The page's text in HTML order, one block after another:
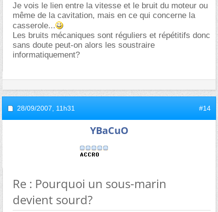
Je vois le lien entre la vitesse et le bruit du moteur ou
même de la cavitation, mais en ce qui concerne la
casserole...
Les bruits mécaniques sont réguliers et répétitifs donc
sans doute peut-on alors les soustraire
informatiquement?
28/09/2007, 11h31 #14
YBaCuO
Re : Pourquoi un sous-marin
devient sourd?